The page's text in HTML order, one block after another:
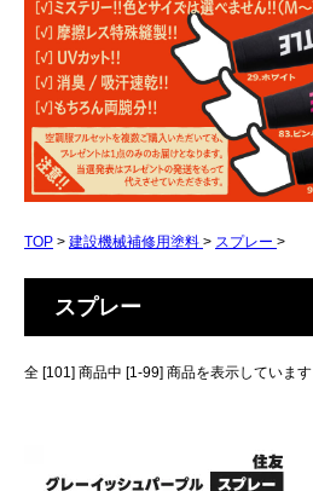
TOP > 建設機械補修用塗料 > スプレー >
スプレー
全 [101] 商品中 [1-99] 商品を表示しています